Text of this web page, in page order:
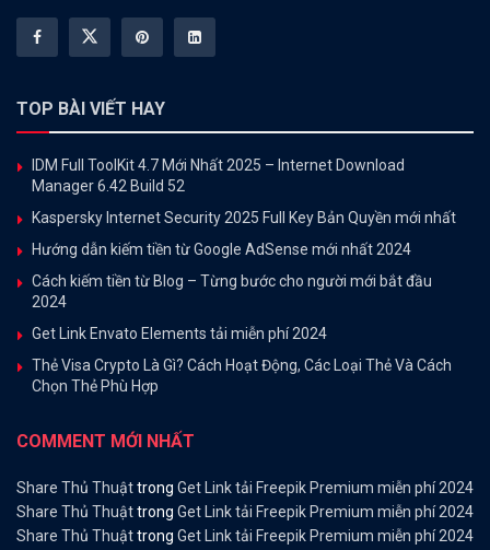
TOP BÀI VIẾT HAY
IDM Full ToolKit 4.7 Mới Nhất 2025 – Internet Download
Manager 6.42 Build 52
Kaspersky Internet Security 2025 Full Key Bản Quyền mới nhất
Hướng dẫn kiếm tiền từ Google AdSense mới nhất 2024
Cách kiếm tiền từ Blog – Từng bước cho người mới bắt đầu
2024
Get Link Envato Elements tải miễn phí 2024
Thẻ Visa Crypto Là Gì? Cách Hoạt Động, Các Loại Thẻ Và Cách
Chọn Thẻ Phù Hợp
COMMENT MỚI NHẤT
Share Thủ Thuậttrong Get Link tải Freepik Premium miễn phí 2024
Share Thủ Thuậttrong Get Link tải Freepik Premium miễn phí 2024
Share Thủ Thuậttrong Get Link tải Freepik Premium miễn phí 2024